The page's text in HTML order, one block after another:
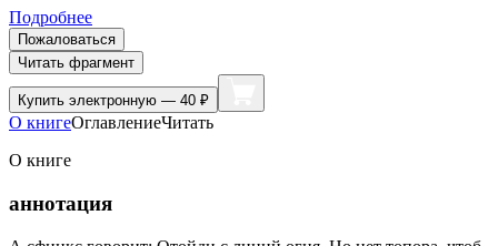
Подробнее
Пожаловаться
Читать фрагмент
Купить электронную — 40 ₽
О книгеОглавлениеЧитать
О книге
аннотация